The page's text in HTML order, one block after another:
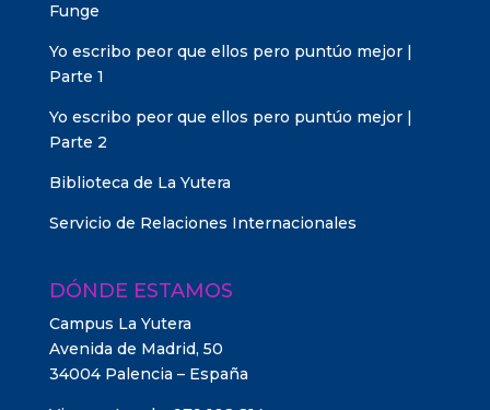
Funge
Yo escribo peor que ellos pero puntúo mejor |
Parte 1
Yo escribo peor que ellos pero puntúo mejor |
Parte 2
Biblioteca de La Yutera
Servicio de Relaciones Internacionales
DÓNDE ESTAMOS
Campus La Yutera
Avenida de Madrid, 50
34004 Palencia – España